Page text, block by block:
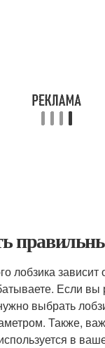
лобзика зависит
Если вы
выбрать
Также,
в